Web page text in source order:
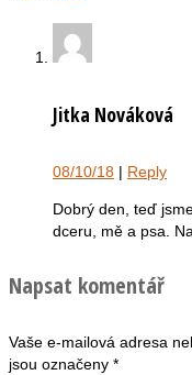
Jitka Nováková
08/10/18 | Reply
Dobrý den, teď
dceru, mě a psa.
Napsat komentář
Vaše e-mailová adresa
jsou označeny *